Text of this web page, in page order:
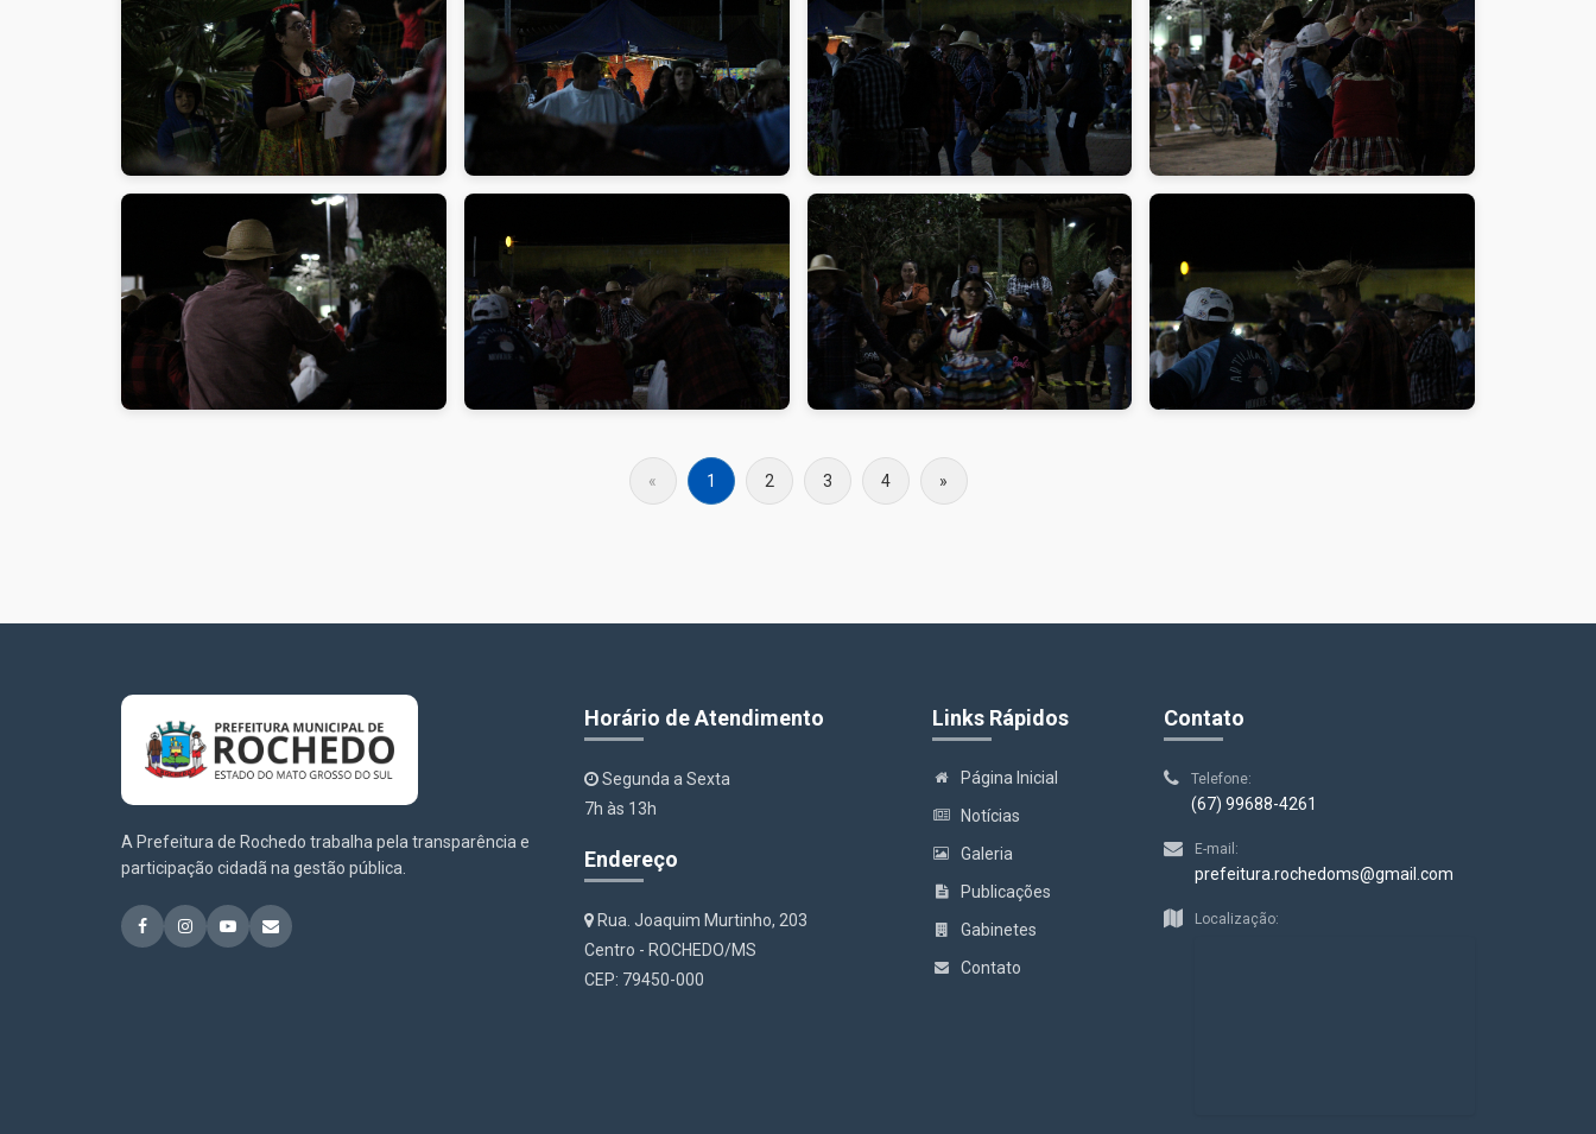
« 1 2 3 4 »
A Prefeitura de Rochedo trabalha pela transparência e
participação cidadã na gestão pública.
Horário de Atendimento
Segunda a Sexta
7h às 13h
Endereço
Rua. Joaquim Murtinho, 203
Centro - ROCHEDO/MS
CEP: 79450-000
Links Rápidos
Página Inicial
Notícias
Galeria
Publicações
Gabinetes
Contato
Contato
Telefone:
(67) 99688-4261
E-mail:
prefeitura.rochedoms@gmail.com
Localização: